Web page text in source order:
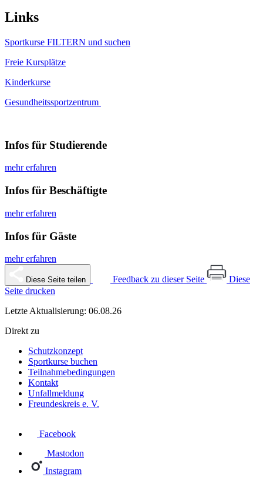
Links
Sportkurse FILTERN und suchen
Freie Kursplätze
Kinderkurse
Gesundheitssportzentrum
Infos für Studierende
mehr erfahren
Infos für Beschäftigte
mehr erfahren
Infos für Gäste
mehr erfahren
Diese Seite teilen Feedback zu dieser Seite
Diese
Seite drucken
Letzte Aktualisierung: 06.08.26
Direkt zu
Schutzkonzept
Sportkurse buchen
Teilnahmebedingungen
Kontakt
Unfallmeldung
Freundeskreis e. V.
Facebook
Mastodon
Instagram